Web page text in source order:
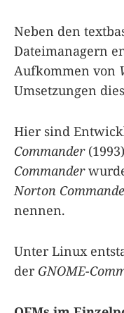
Neben den
Dateimanagern
Aufkommen von
Umsetzungen
Hier sind
Commander
Commander
Norton
nennen.
Unter Linux
der GNOME-